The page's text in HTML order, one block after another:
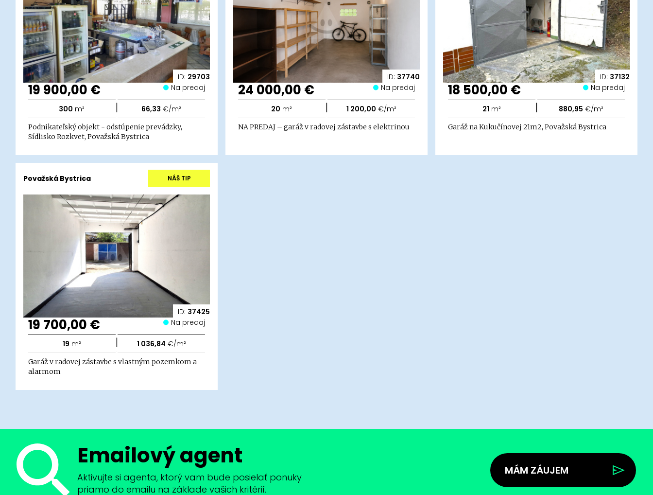
ID: 29703
19 900,00 € Na predaj
300 m² | 66,33 €/m²
Podnikateľský objekt - odstúpenie prevádzky,
Sídlisko Rozkvet, Považská Bystrica
ID: 37740
24 000,00 € Na predaj
20 m² | 1 200,00 €/m²
NA PREDAJ – garáž v radovej zástavbe s elektrinou
ID: 37132
18 500,00 € Na predaj
21 m² | 880,95 €/m²
Garáž na Kukučínovej 21m2, Považská Bystrica
ID: 37425
Považská Bystrica NÁŠ TIP
19 700,00 € Na predaj
19 m² | 1 036,84 €/m²
Garáž v radovej zástavbe s vlastným pozemkom a
alarmom
Emailový agent
Aktivujte si agenta, ktorý vam bude posielať ponuky
priamo do emailu na základe vašich kritérií.
MÁM ZÁUJEM